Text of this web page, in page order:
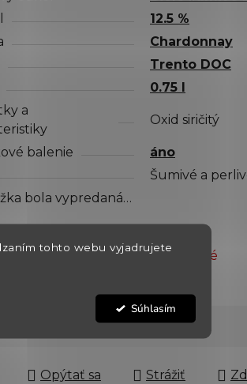
tohto webu vyjadrujete
Súhlasím
12.5 %
Chardonnay
Trento DOC
0.75 l
a
Oxid siričitý
balenie
áno
Šumivé a
bola vypredaná…
Vypredané
Opýtať sa Strážiť